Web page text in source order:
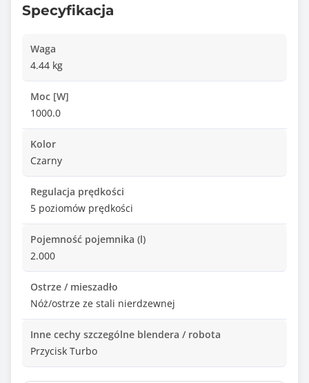
Specyfikacja
Waga
4.44 kg
Moc [W]
1000.0
Kolor
Czarny
Regulacja prędkości
5 poziomów prędkości
Pojemność pojemnika (l)
2.000
Ostrze / mieszadło
Nóż/ostrze ze stali nierdzewnej
Inne cechy szczególne blendera / robota
Przycisk Turbo